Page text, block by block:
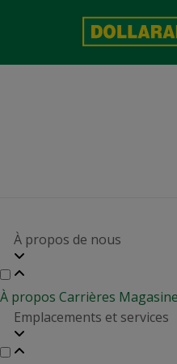
À propos de nous
À propos Carrières
Emplacements et services